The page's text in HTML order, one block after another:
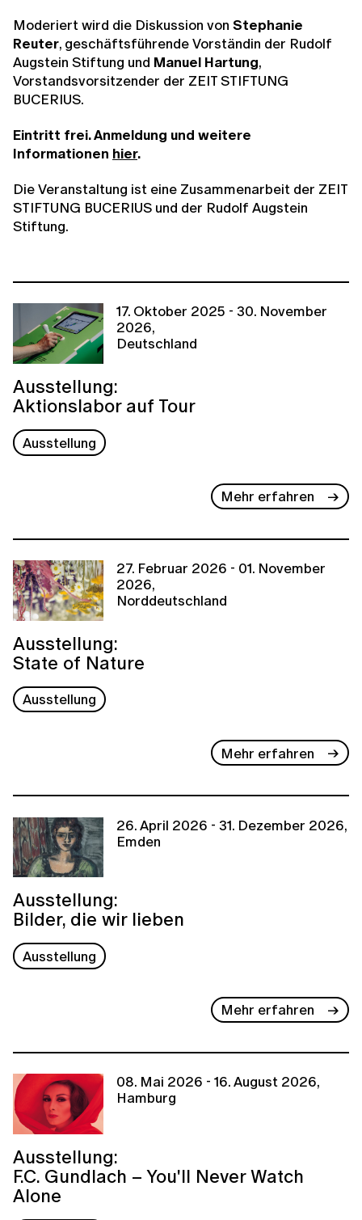
Moderiert wird die Diskussion von Stephanie
Reuter, geschäftsführende Vorständin der Rudolf
Augstein Stiftung und Manuel Hartung,
Vorstandsvorsitzender der ZEIT STIFTUNG
BUCERIUS.
Eintritt frei. Anmeldung und weitere
Informationen hier.
Die Veranstaltung ist eine Zusammenarbeit der ZEIT
STIFTUNG BUCERIUS und der Rudolf Augstein
Stiftung.
17. Oktober 2025 - 30. November
2026,
Deutschland
Ausstellung:
Aktionslabor auf Tour
Ausstellung
Mehr erfahren
27. Februar 2026 - 01. November
2026,
Norddeutschland
Ausstellung:
State of Nature
Ausstellung
Mehr erfahren
26. April 2026 - 31. Dezember 2026,
Emden
Ausstellung:
Bilder, die wir lieben
Ausstellung
Mehr erfahren
08. Mai 2026 - 16. August 2026,
Hamburg
Ausstellung:
F.C. Gundlach – You'll Never Watch
Alone